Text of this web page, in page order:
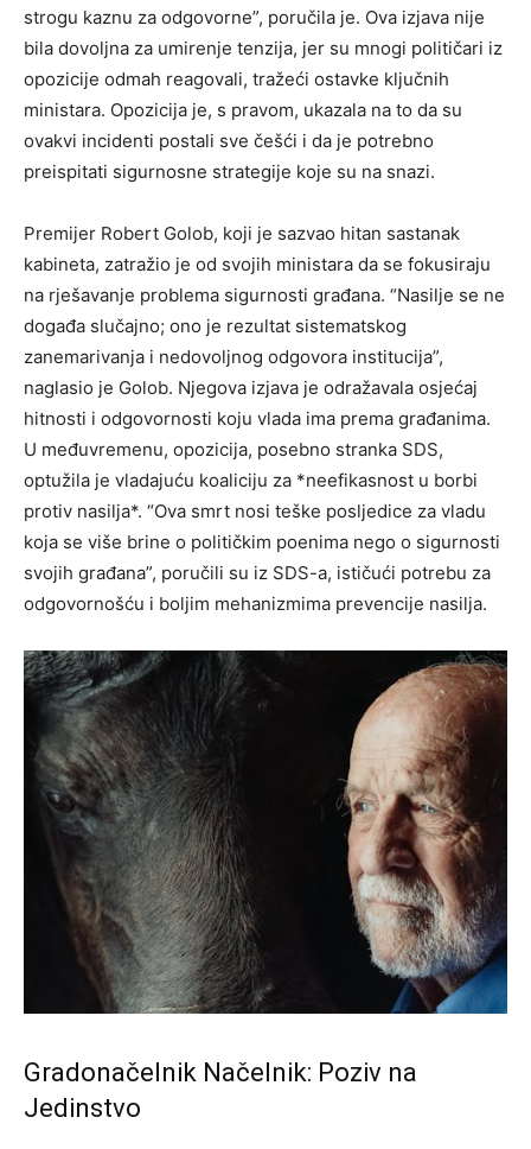
strogu kaznu za odgovorne”, poručila je. Ova izjava nije
bila dovoljna za umirenje tenzija, jer su mnogi političari iz
opozicije odmah reagovali, tražeći ostavke ključnih
ministara. Opozicija je, s pravom, ukazala na to da su
ovakvi incidenti postali sve češći i da je potrebno
preispitati sigurnosne strategije koje su na snazi.
Premijer Robert Golob, koji je sazvao hitan sastanak
kabineta, zatražio je od svojih ministara da se fokusiraju
na rješavanje problema sigurnosti građana. “Nasilje se ne
događa slučajno; ono je rezultat sistematskog
zanemarivanja i nedovoljnog odgovora institucija”,
naglasio je Golob. Njegova izjava je odražavala osjećaj
hitnosti i odgovornosti koju vlada ima prema građanima.
U međuvremenu, opozicija, posebno stranka SDS,
optužila je vladajuću koaliciju za *neefikasnost u borbi
protiv nasilja*. “Ova smrt nosi teške posljedice za vladu
koja se više brine o političkim poenima nego o sigurnosti
svojih građana”, poručili su iz SDS-a, ističući potrebu za
odgovornošću i boljim mehanizmima prevencije nasilja.
Gradonačelnik Načelnik: Poziv na
Jedinstvo